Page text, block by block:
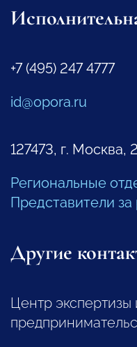
+7 (495) 247 4777
id@opora.ru
127473, г. Москва,
Региональные
Представители
Другие
Центр